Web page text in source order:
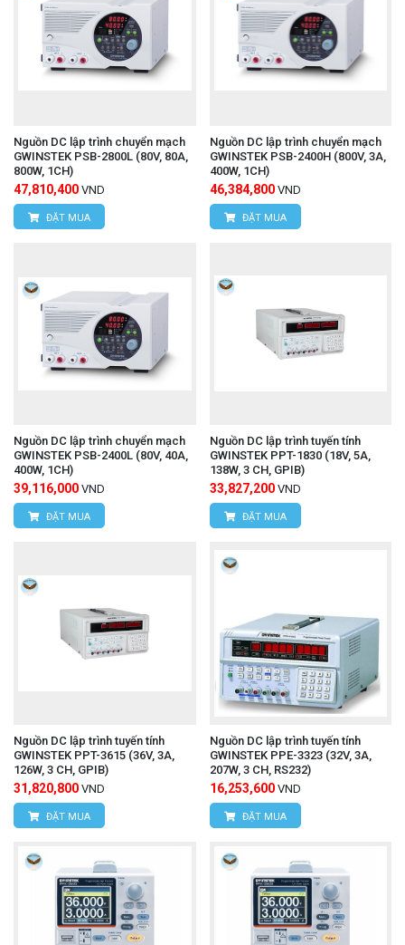
Nguồn DC lập trình chuyển mạch
GWINSTEK PSB-2800L (80V, 80A,
800W, 1CH)
47,810,400 VND
ĐẶT MUA
Nguồn DC lập trình chuyển mạch
GWINSTEK PSB-2400H (800V, 3A,
400W, 1CH)
46,384,800 VND
ĐẶT MUA
Nguồn DC lập trình chuyển mạch
GWINSTEK PSB-2400L (80V, 40A,
400W, 1CH)
39,116,000 VND
ĐẶT MUA
Nguồn DC lập trình tuyến tính
GWINSTEK PPT-1830 (18V, 5A,
138W, 3 CH, GPIB)
33,827,200 VND
ĐẶT MUA
Nguồn DC lập trình tuyến tính
GWINSTEK PPT-3615 (36V, 3A,
126W, 3 CH, GPIB)
31,820,800 VND
ĐẶT MUA
Nguồn DC lập trình tuyến tính
GWINSTEK PPE-3323 (32V, 3A,
207W, 3 CH, RS232)
16,253,600 VND
ĐẶT MUA